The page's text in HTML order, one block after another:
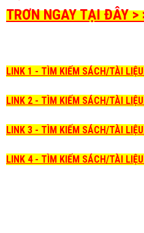
TRƠN NGAY TẠI ĐÂY >
LINK 1 - TÌM KIẾM SÁCH/TÀI
LINK 2 - TÌM KIẾM SÁCH/TÀI
LINK 3 - TÌM KIẾM SÁCH/TÀI
LINK 4 - TÌM KIẾM SÁCH/TÀI